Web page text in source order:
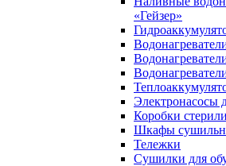
«Гейзер»
Электронасосы
Коробки
Шкафы
Тележки
Сушилки для